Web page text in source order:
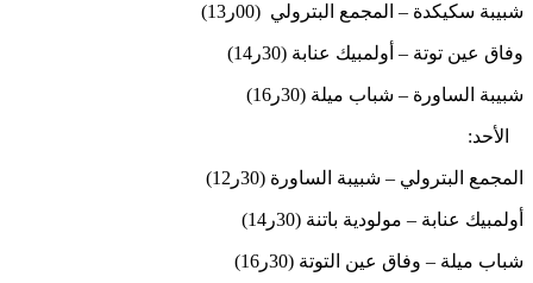
شبيبة سكيكدة – المجمع البترولي (00ر13)
وفاق عين توتة – أولمبيك عنابة (30ر14)
شبيبة الساورة – شباب ميلة (30ر16)
الأحد:
المجمع البترولي – شبيبة الساورة (30ر12)
أولمبيك عنابة – مولودية باتنة (30ر14)
شباب ميلة – وفاق عين التوتة (30ر16)